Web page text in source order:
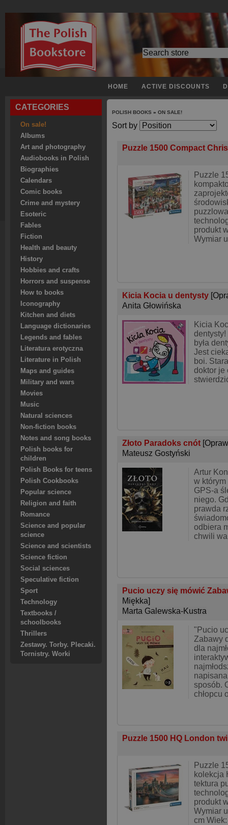
HOME ACTIVE DISCOUNTS
CATEGORIES
On sale!
Albums
Art and photography
Audiobooks in Polish
Biographies
Calendars
Comic books
Crime and mystery
Esoteric
Fables
Fiction
Health and beauty
History
Hobbies and crafts
Horrors and suspense
How to books
Iconography
Kitchen and diets
Language dictionaries
Legends and fables
Literatura erotyczna
Literature in Polish
Maps and guides
Military and wars
Movies
Music
Natural sciences
Non-fiction books
Notes and song books
Polish books for
children
Polish Books for teens
Polish Cookbooks
Popular science
Religion and faith
Romance
Science and popular
science
Science and scientists
Science fiction
Social sciences
Speculative fiction
Sport
Technology
Textbooks /
schoolbooks
Thrillers
Zestawy. Torby. Plecaki.
Tornistry. Worki
POLISH BOOKS » ON SALE!
Sort by
Puzzle 1500 Compact
Puzzle
produkt
Wymiar
Kicia Kocia u dentysty
Anita Głowińska
Kicia
była
Jest
boi.
doktor je
Złoto Paradoks cnót
Mateusz Gostyński
Artur
w którym
GPS-a
niego.
prawda
odbiera
chwili
Pucio uczy się mówić
Miękka]
Marta Galewska-Kustra
"Pucio
Zabawy
dla
sposób.
chłopcu
Puzzle 1500 HQ London
Puzzle
kolekcja
tektura
produkt
Wymiar
cm